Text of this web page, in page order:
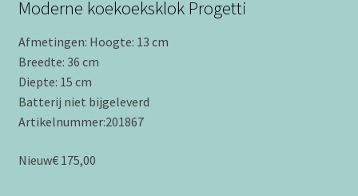
Moderne koekoeksklok Progetti
Afmetingen: Hoogte: 13 cm
Breedte: 36 cm
Diepte: 15 cm
Batterij niet bijgeleverd
Artikelnummer:201867
Nieuw€ 175,00